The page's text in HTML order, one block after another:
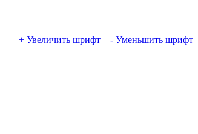
+ Увеличить шрифт - Уменьшить шрифт